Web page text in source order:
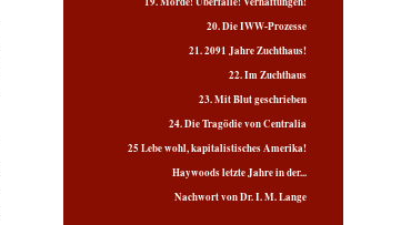
20. Die IWW-Prozesse
21. 2091 Jahre Zuchthaus!
22. Im Zuchthaus
23. Mit Blut geschrieben
24. Die Tragödie von Centralia
25 Lebe wohl, kapitalistisches Amerika!
Haywoods letzte Jahre in der...
Nachwort von Dr. I. M. Lange